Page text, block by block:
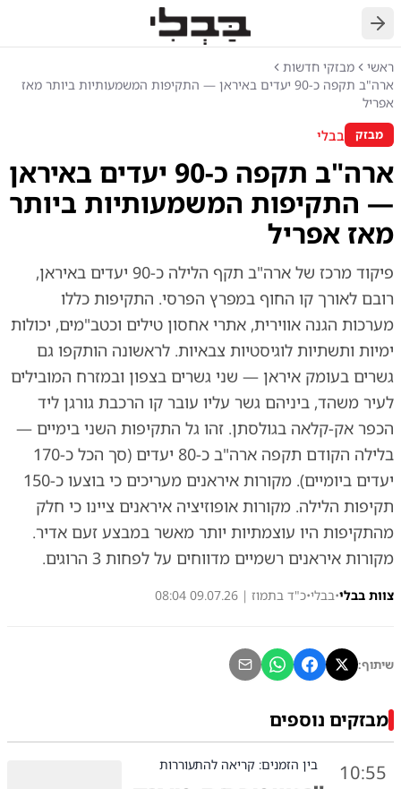
חזרה
ראשי
מבזקי חדשות
ארה"ב תקפה כ-90 יעדים באיראן — התקיפות המשמעותיות ביותר מאז
אפריל
מבזק בבלי
ארה"ב תקפה כ-90 יעדים באיראן
— התקיפות המשמעותיות ביותר
מאז אפריל
פיקוד מרכז של ארה"ב תקף הלילה כ-90 יעדים באיראן,
רובם לאורך קו החוף במפרץ הפרסי. התקיפות כללו
מערכות הגנה אווירית, אתרי אחסון טילים וכטב"מים, יכולות
ימיות ותשתיות לוגיסטיות צבאיות. לראשונה הותקפו גם
גשרים בעומק איראן — שני גשרים בצפון ובמזרח המובילים
לעיר משהד, ביניהם גשר עליו עובר קו הרכבת גורגן ליד
הכפר אק-קלאה בגולסתן. זהו גל התקיפות השני בימיים —
בלילה הקודם תקפה ארה"ב כ-80 יעדים (סך הכל כ-170
יעדים ביומיים). מקורות איראנים מעריכים כי בוצעו כ-150
תקיפות הלילה. מקורות אופוזיציה איראנים ציינו כי חלק
מהתקיפות היו עוצמתיות יותר מאשר במבצע זעם אדיר.
מקורות איראנים רשמיים מדווחים על לפחות 3 הרוגים.
צוות בבלי•בבלי•כ"ד בתמוז | 09.07.26 08:04
שיתוף:
מבזקים נוספים
10:55 בין הזמנים: קריאה להתעוררות